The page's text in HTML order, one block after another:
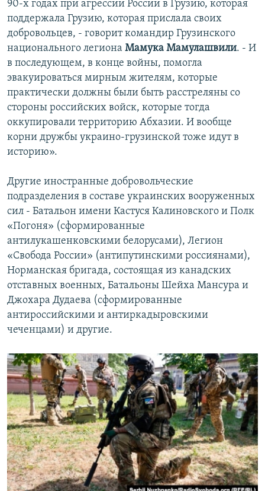
90-х годах при агрессии России в Грузию, которая
поддержала Грузию, которая прислала своих
добровольцев, - говорит командир Грузинского
национального легиона Мамука Мамулашвили. - И
в последующем, в конце войны, помогла
эвакуироваться мирным жителям, которые
практически должны были быть расстреляны со
стороны российских войск, которые тогда
оккупировали территорию Абхазии. И вообще
корни дружбы украино-грузинской тоже идут в
историю».
Другие иностранные добровольческие
подразделения в составе украинских вооруженных
сил - Батальон имени Кастуся Калиновского и Полк
«Погоня» (сформированные
антилукашенковскими белорусами), Легион
«Свобода России» (антипутинскими россиянами),
Норманская бригада, состоящая из канадских
отставных военных, Батальоны Шейха Мансура и
Джохара Дудаева (сформированные
антироссийскими и антиркадыровскими
чеченцами) и другие.